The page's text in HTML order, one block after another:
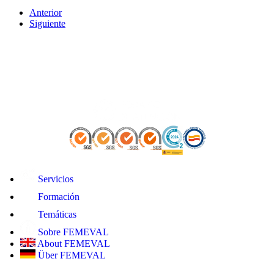
Anterior
Siguiente
Servicios
Formación
Temáticas
Sobre FEMEVAL
About FEMEVAL
Über FEMEVAL